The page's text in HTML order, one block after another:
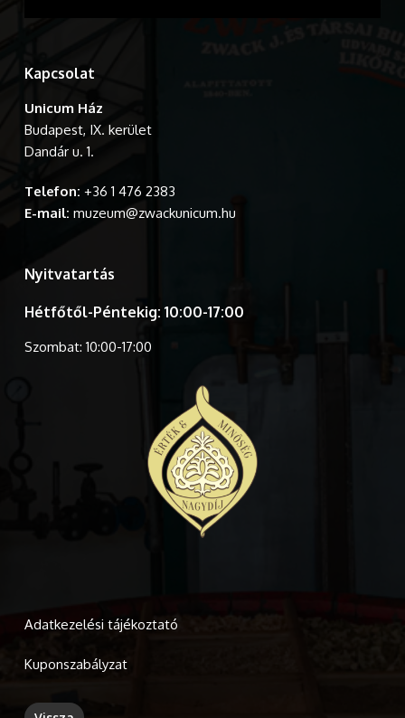
Kapcsolat
Unicum Ház
Budapest, IX. kerület
Dandár u. 1.
Telefon: +36 1 476 2383
E-mail: muzeum@zwackunicum.hu
Nyitvatartás
Hétfőtől-Péntekig: 10:00-17:00
Szombat: 10:00-17:00
Adatkezelési tájékoztató
Kuponszabályzat